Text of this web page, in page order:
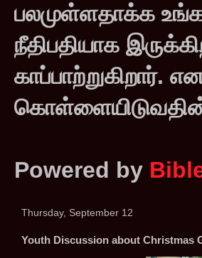
பலமுள்ளதாக்க
நீதிபதியாக
காப்பாற்றுகிறார்.
Powered by
Thursday, September 12
Youth Discussion about Christmas